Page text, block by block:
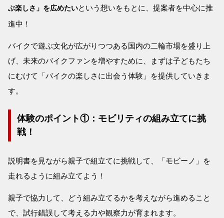
ぶ楽しさ」を広めたいという想いをもとに、提案者を中心に推
進中！
バイクで遊ぶ文化が広がりつつある国内の二輪市場を盛り上
げ、未来のバイクファンを増やすために、まずは子どもたち
にむけて「バイクの楽しさに出会う体験」を提供していきま
す。
体験のポイント①：モビリティの組み立てに挑
戦！
説明書を見ながら親子で組立てに挑戦して、「モビーノ」を
走れるように組み立てよう！
親子で協力して、どう組み立てるかを考えながら進めること
で、試行錯誤して考える力や観察力が育まれます。